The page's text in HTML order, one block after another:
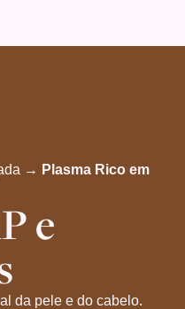
→ Plasma Rico em
e
da pele e do cabelo.